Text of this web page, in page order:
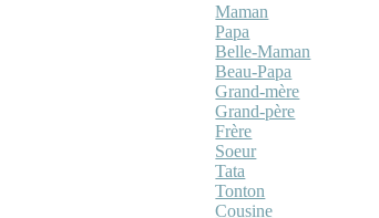
Maman
Papa
Belle-Maman
Beau-Papa
Grand-mère
Grand-père
Frère
Soeur
Tata
Tonton
Cousine